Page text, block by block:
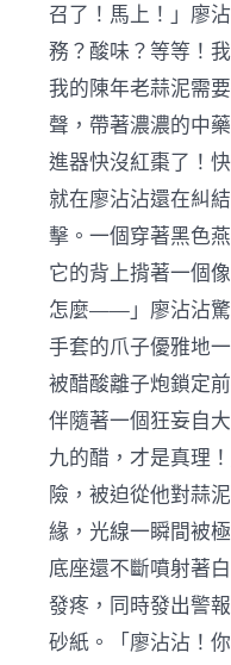
召了！馬上！」廖
務？酸味？等等！
我的陳年老蒜泥需
聲，帶著濃濃的中
進器快沒紅棗了！
就在廖沾沾還在糾
擊。一個穿著黑色
它的背上揹著一個
怎麼——」廖沾沾驚
手套的爪子優雅地
被醋酸離子炮鎖定
伴隨著一個狂妄自
九的醋，才是真理
險，被迫從他對蒜
緣，光線一瞬間被
底座還不斷噴射著
發疼，同時發出警
砂紙。「廖沾沾！